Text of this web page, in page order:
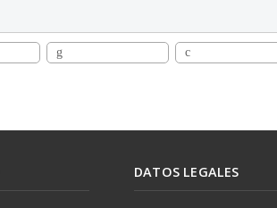
DATOS LEGALES